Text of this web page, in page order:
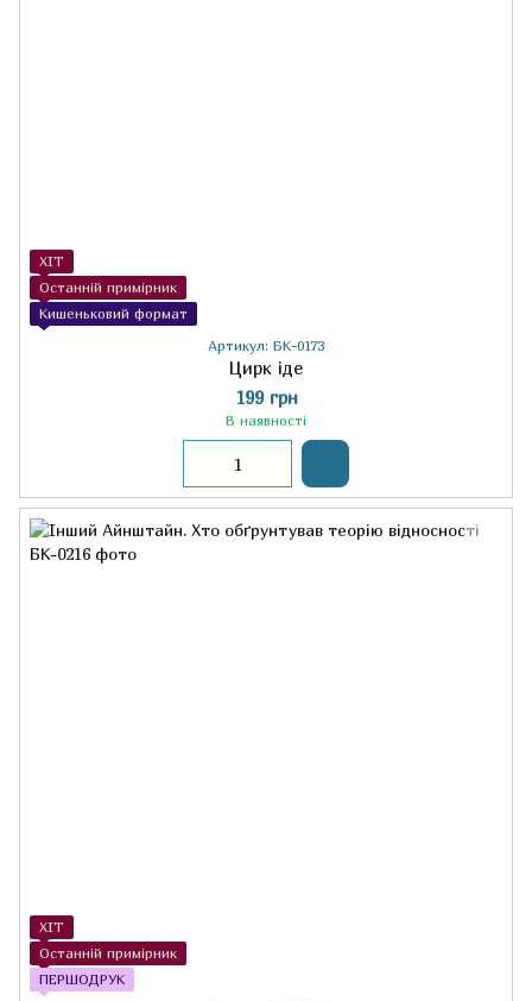
ХІТ
Останній примірник
Кишеньковий формат
Артикул: БК-0173
Цирк іде
199 грн
В наявності
ХІТ
Останній примірник
ПЕРШОДРУК